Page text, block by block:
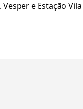
e Estação Vila